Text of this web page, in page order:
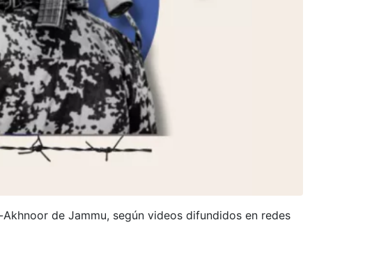
de Jammu, según videos difundidos en redes